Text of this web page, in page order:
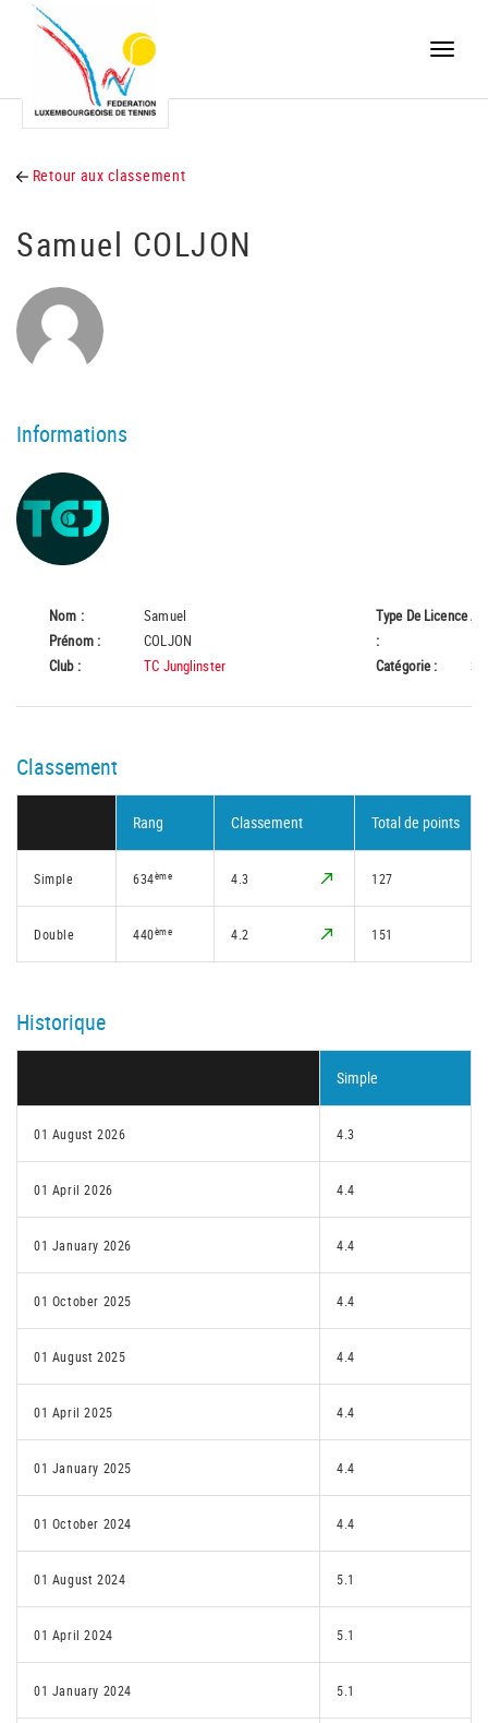
Toggle
Retour aux classement
Samuel COLJON
Informations
Nom :
Samuel
Prénom :
COLJON
Club :
TC Junglinster
Type De Licence
:
A
Catégorie :
Classement
Rang Classement Total de points
Simple 634ème 4.3 127
Double 440ème 4.2 151
Historique
Simple
01 August 2026 4.3
01 April 2026 4.4
01 January 2026 4.4
01 October 2025 4.4
01 August 2025 4.4
01 April 2025 4.4
01 January 2025 4.4
01 October 2024 4.4
01 August 2024 5.1
01 April 2024 5.1
01 January 2024 5.1